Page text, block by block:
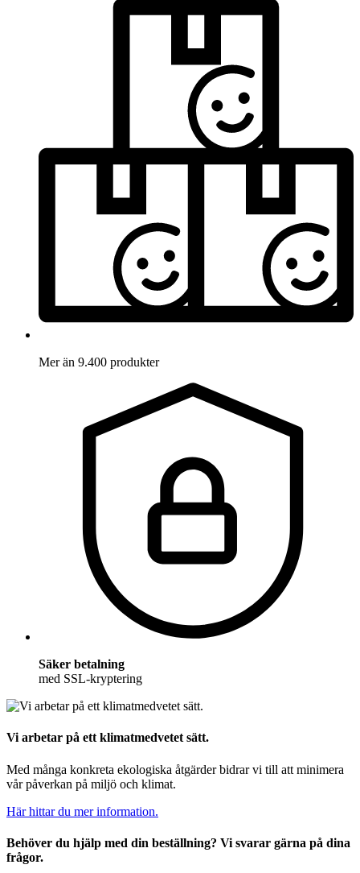
Mer än 9.400 produkter
Säker betalning
med SSL-kryptering
Vi arbetar på ett klimatmedvetet sätt.
Med många konkreta ekologiska åtgärder bidrar vi till att minimera
vår påverkan på miljö och klimat.
Här hittar du mer information.
Behöver du hjälp med din beställning? Vi svarar gärna på dina
frågor.